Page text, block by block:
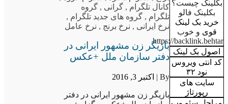
بکلینک چیست؟
بکلینک فالو
خرید بک لینک
قوی و خوب
https://backlink.behtar
اصول بک لینک
کد انتی ویروس
نود ۳۲
سایت های
رپورتاژ
کانال تلگرام , گرانی , گروه
تلگرام , گروه های جدید تلگرام ,
نرخ ایرانی , نرخ برنج , نرخ عامل
بازیگر زن مشهور ایرانی در
دفتر سازمان ملل +عکس
By | اکتبر 3, 2016
بازیگر زن مشهور ایرانی در دفتر